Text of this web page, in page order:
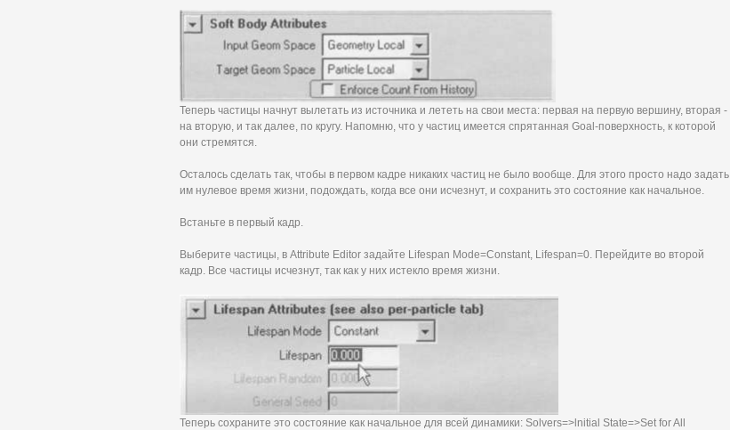
Теперь частицы начнут вылетать из источника и лететь на свои места: первая на первую вершину, вторая -
на вторую, и так далее, по кругу. Напомню, что у частиц имеется спрятанная Goal-поверхность, к которой
они стремятся.
Осталось сделать так, чтобы в первом кадре никаких частиц не было вообще. Для этого просто надо задать
им нулевое время жизни, подождать, когда все они исчезнут, и сохранить это состояние как начальное.
Встаньте в первый кадр.
Выберите частицы, в Attribute Editor задайте Lifespan Mode=Constant, Lifespan=0. Перейдите во второй
кадр. Все частицы исчезнут, так как у них истекло время жизни.
Теперь сохраните это состояние как начальное для всей динамики: Solvers=>lnitial State=>Set for All